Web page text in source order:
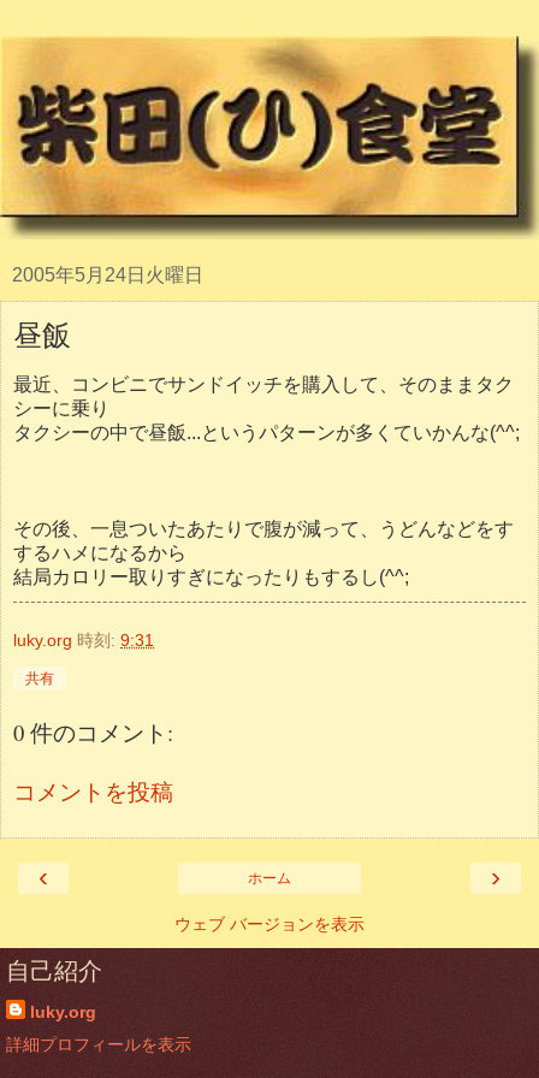
2005年5月24日火曜日
昼飯
最近、コンビニでサンドイッチを購入して、そのままタク
シーに乗り
タクシーの中で昼飯...というパターンが多くていかんな(^^;
その後、一息ついたあたりで腹が減って、うどんなどをす
するハメになるから
結局カロリー取りすぎになったりもするし(^^;
luky.org 時刻: 9:31
共有
0 件のコメント:
コメントを投稿
‹ ›
ホーム
ウェブ バージョンを表示
自己紹介
luky.org
詳細プロフィールを表示